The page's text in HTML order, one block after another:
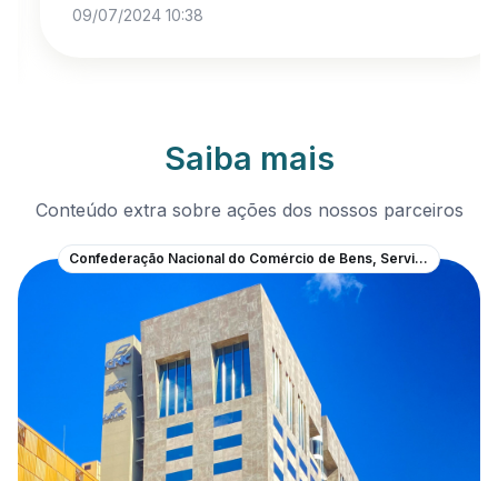
09/07/2024 10:38
Saiba mais
Conteúdo extra sobre ações dos nossos parceiros
Confederação Nacional do Comércio de Bens, Serviços e Turismo